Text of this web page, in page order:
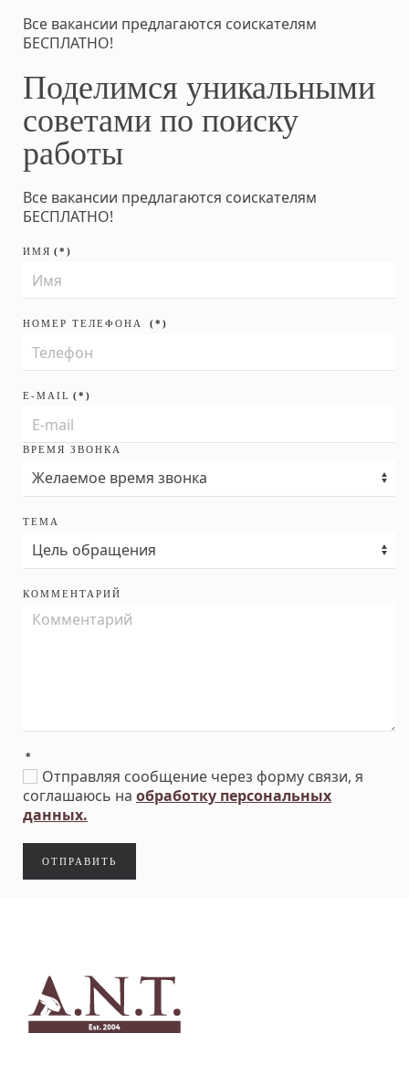
Все вакансии предлагаются соискателям
БЕСПЛАТНО!
Поделимся уникальными
советами по поиску
работы
Все вакансии предлагаются соискателям
БЕСПЛАТНО!
ИМЯ (*)
НОМЕР ТЕЛЕФОНА (*)
E-MAIL (*)
ВРЕМЯ ЗВОНКА
ТЕМА
КОММЕНТАРИЙ
*
Отправляя сообщение через форму связи, я
соглашаюсь на обработку персональных
данных.
ОТПРАВИТЬ